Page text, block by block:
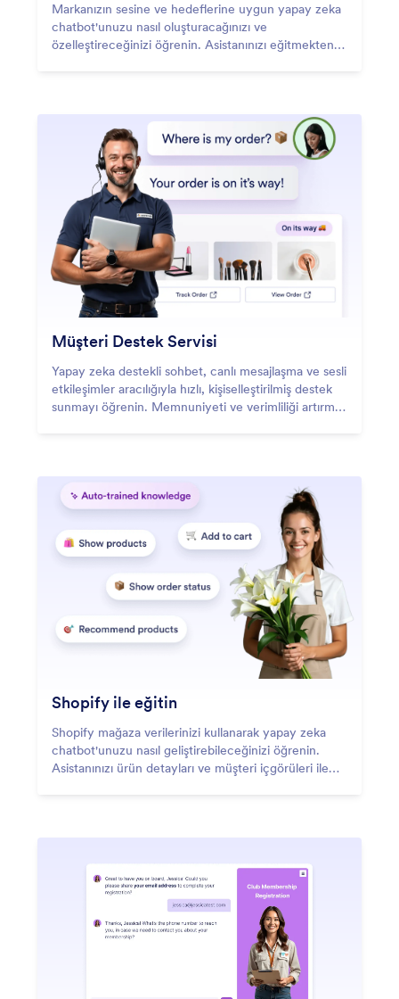
Markanızın sesine ve hedeflerine uygun yapay zeka
chatbot'unuzu nasıl oluşturacağınızı ve
özelleştireceğinizi öğrenin. Asistanınızı eğitmekten
Müşteri Destek Servisi
Yapay zeka destekli sohbet, canlı mesajlaşma ve sesli
etkileşimler aracılığıyla hızlı, kişiselleştirilmiş destek
sunmayı öğrenin. Memnuniyeti ve verimliliği artırmak
Shopify ile eğitin
Shopify mağaza verilerinizi kullanarak yapay zeka
chatbot'unuzu nasıl geliştirebileceğinizi öğrenin.
Asistanınızı ürün detayları ve müşteri içgörüleri ile